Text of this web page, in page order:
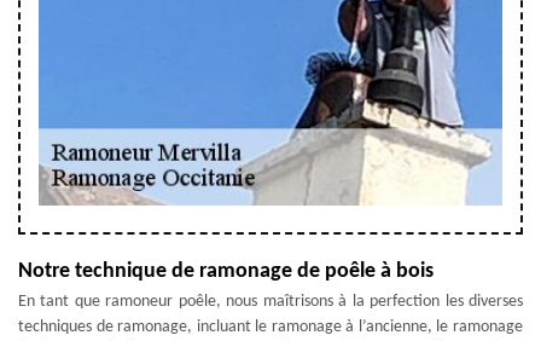
Notre technique de ramonage de poêle à bois
En tant que ramoneur poêle, nous maîtrisons à la perfection les diverses
techniques de ramonage, incluant le ramonage à l’ancienne, le ramonage